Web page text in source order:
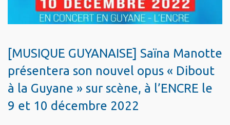
[MUSIQUE GUYANAISE] Saïna Manotte
présentera son nouvel opus « Dibout
à la Guyane » sur scène, à l’ENCRE le
9 et 10 décembre 2022